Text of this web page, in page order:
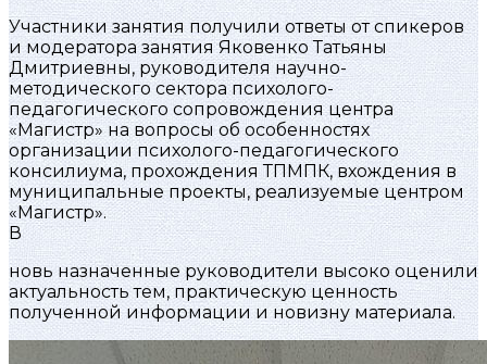
Участники занятия получили ответы от спикеров
и модератора занятия Яковенко Татьяны
Дмитриевны, руководителя научно-
методического сектора психолого-
педагогического сопровождения центра
«Магистр» на вопросы об особенностях
организации психолого-педагогического
консилиума, прохождения ТПМПК, вхождения в
муниципальные проекты, реализуемые центром
«Магистр».
В
новь назначенные руководители высоко оценили
актуальность тем, практическую ценность
полученной информации и новизну материала.